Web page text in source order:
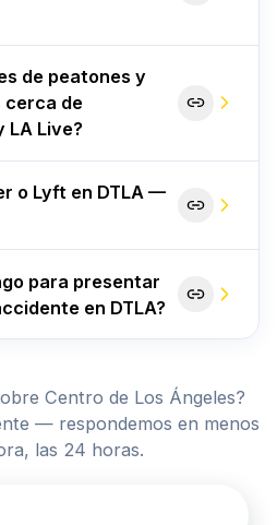
de peatones y
de
LA Live?
o Lyft en DTLA —
para presentar
en DTLA?
Centro de Los Ángeles?
— respondemos en menos
las 24 horas.